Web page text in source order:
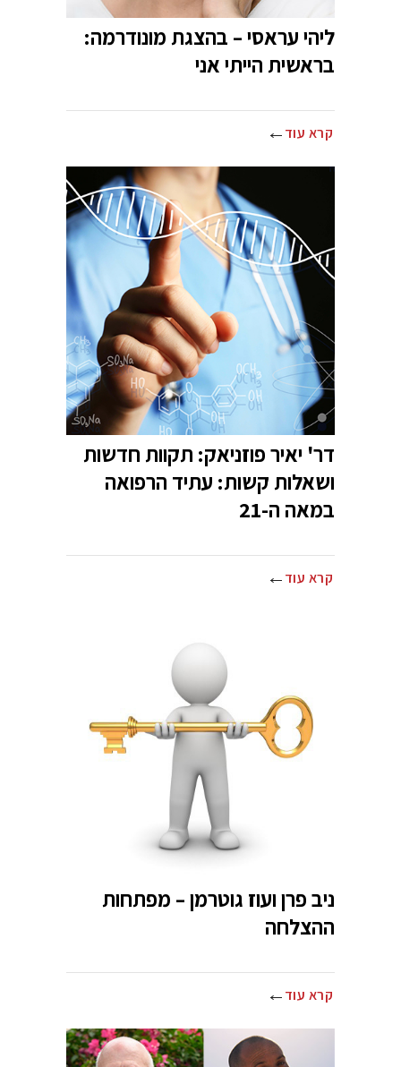
ליהי עראסי – בהצגת מונודרמה:
בראשית הייתי אני
קרא עוד
דר' יאיר פוזניאק: תקוות חדשות
ושאלות קשות: עתיד הרפואה
במאה ה-21
קרא עוד
ניב פרן ועוז גוטרמן – מפתחות
ההצלחה
קרא עוד